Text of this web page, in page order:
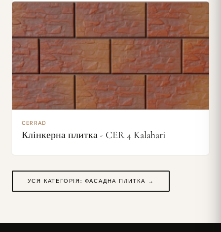
CERRAD
Клінкерна плитка - CER 4 Kalahari
УСЯ КАТЕГОРІЯ: ФАСАДНА ПЛИТКА →